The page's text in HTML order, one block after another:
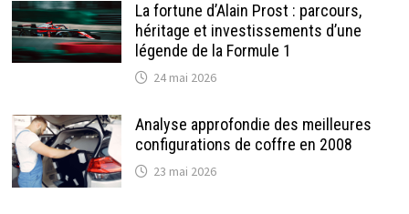
La fortune d’Alain Prost : parcours,
héritage et investissements d’une
légende de la Formule 1
24 mai 2026
Analyse approfondie des meilleures
configurations de coffre en 2008
23 mai 2026